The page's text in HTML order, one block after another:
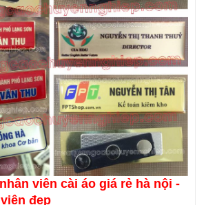
viên cài áo giá rẻ hà nội -
đẹp